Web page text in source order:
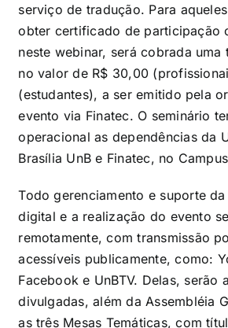
serviço de tradução. Para
obter certificado de participação
neste webinar, será cobrada uma
no valor de R$ 30,00
(estudantes), a ser emitido pela
evento via Finatec. O seminário
operacional as dependências da
Brasília UnB e Finatec, no
Todo gerenciamento e suporte
digital e a realização do evento
remotamente, com transmissão
acessíveis publicamente, como:
Facebook e UnBTV. Delas, serão
divulgadas, além da Assembléia
as três Mesas Temáticas, com